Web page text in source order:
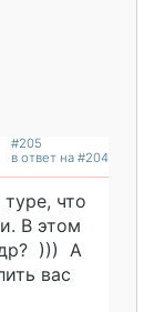
#205
в ответ на #204
что
В этом
))) А
вас